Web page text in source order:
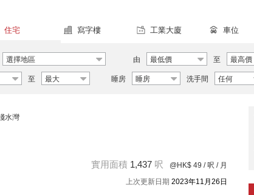
住宅 寫字樓 工業大廈 車位
選擇地區 由 最低價 至 最高價
至 最大 睡房 睡房 洗手間 任何
水灣
實用面積 1,437 呎 @HK$ 49 / 呎 / 月
上次更新日期 2023年11月26日